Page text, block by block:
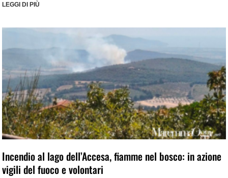
LEGGI DI PIÙ
Incendio al lago dell’Accesa, fiamme nel bosco: in azione
vigili del fuoco e volontari